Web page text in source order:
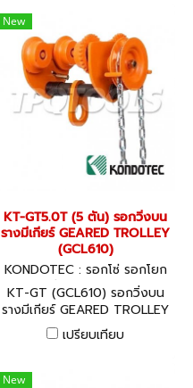
New
KT-GT5.0T (5 ตัน) รอกวิ่งบน
รางมีเกียร์ GEARED TROLLEY
(GCL610)
KONDOTEC : รอกโซ่ รอกโยก
รอกถ่วง KT-GT5.0T
KT-GT (GCL610) รอกวิ่งบน
รางมีเกียร์ GEARED TROLLEY
สินค้าจากประเทศญี่ปุ่น พร้อมใบ
CERTIFICATE GUARANTEE
เปรียบเทียบ
New